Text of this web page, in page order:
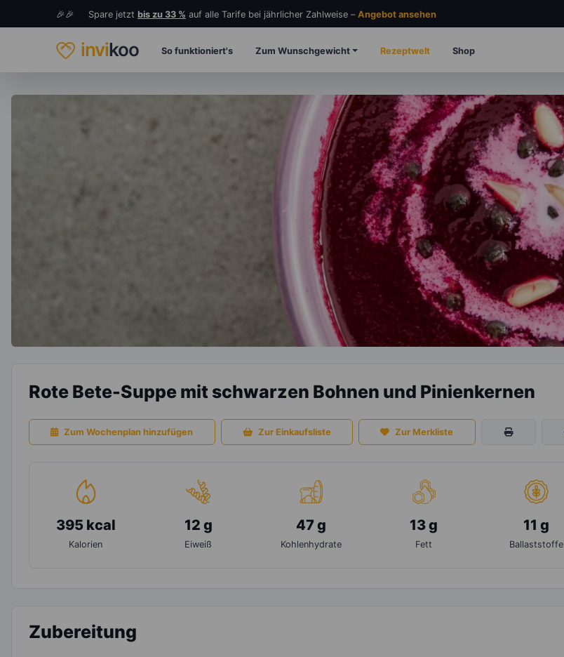
🎉🎉 Spare jetzt bis zu 33 % auf alle Tarife bei jährlicher Zahlweise – Angebot ansehen
invikoo So funktioniert's Zum Wunschgewicht Rezeptwelt Shop
Rote Bete-Suppe mit schwarzen Bohnen und Pinienkernen
Zum Wochenplan hinzufügen Zur Einkaufsliste Zur Merkliste
395 kcal
Kalorien
12 g
Eiweiß
47 g
Kohlenhydrate
13 g
Fett
11 g
Ballaststoffe
Zubereitung